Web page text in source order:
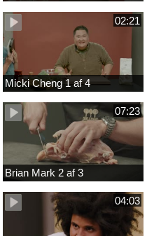
02:21
Micki Cheng 1 af 4
07:23
Brian Mark 2 af 3
04:03